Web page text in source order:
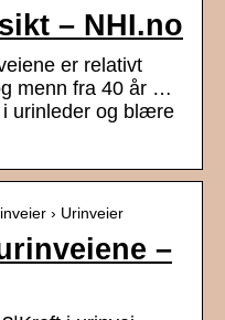
– NHI.no
er relativt
menn fra 40 år …
i urinleder og blære
› Urinveier
–